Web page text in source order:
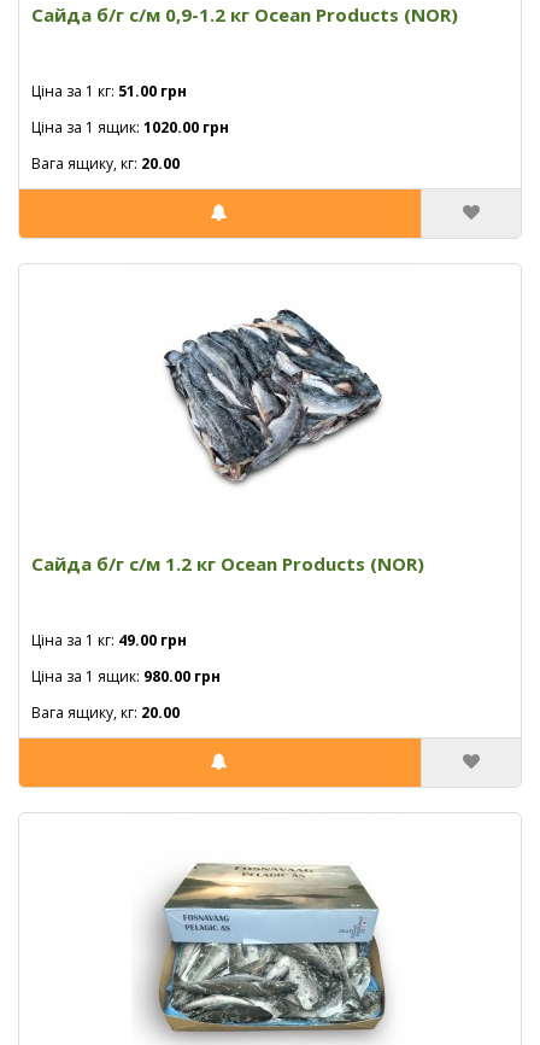
Сайда б/г с/м 0,9-1.2 кг Ocean Products (NOR)
Ціна за 1 кг: 51.00 грн
Ціна за 1 ящик: 1020.00 грн
Вага ящику, кг: 20.00
Сайда б/г с/м 1.2 кг Ocean Products (NOR)
Ціна за 1 кг: 49.00 грн
Ціна за 1 ящик: 980.00 грн
Вага ящику, кг: 20.00